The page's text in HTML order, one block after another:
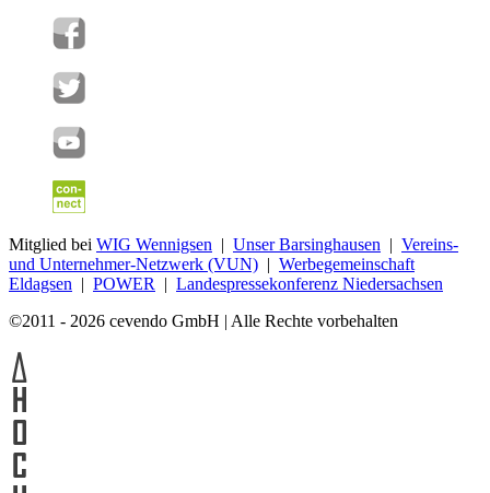
Mitglied bei WIG Wennigsen | Unser Barsinghausen | Vereins-
und Unternehmer-Netzwerk (VUN) | Werbegemeinschaft
Eldagsen | POWER | Landespressekonferenz Niedersachsen
©2011 - 2026 cevendo GmbH | Alle Rechte vorbehalten